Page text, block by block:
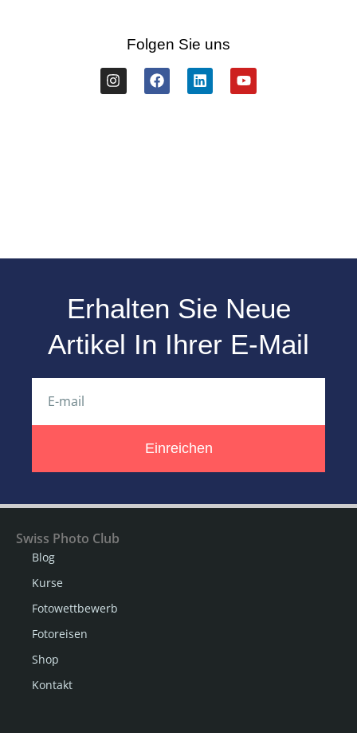
Folgen Sie uns
Erhalten Sie Neue
Artikel In Ihrer E-Mail
Einreichen
Swiss Photo Club
Blog
Kurse
Fotowettbewerb
Fotoreisen
Shop
Kontakt